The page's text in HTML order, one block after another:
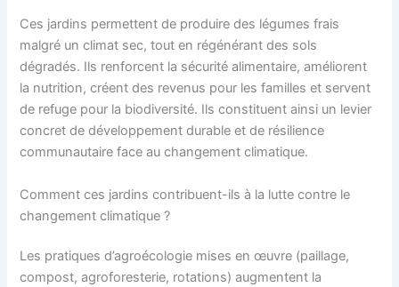
Ces jardins permettent de produire des légumes frais
malgré un climat sec, tout en régénérant des sols
dégradés. Ils renforcent la sécurité alimentaire, améliorent
la nutrition, créent des revenus pour les familles et servent
de refuge pour la biodiversité. Ils constituent ainsi un levier
concret de développement durable et de résilience
communautaire face au changement climatique.
Comment ces jardins contribuent-ils à la lutte contre le
changement climatique ?
Les pratiques d’agroécologie mises en œuvre (paillage,
compost, agroforesterie, rotations) augmentent la